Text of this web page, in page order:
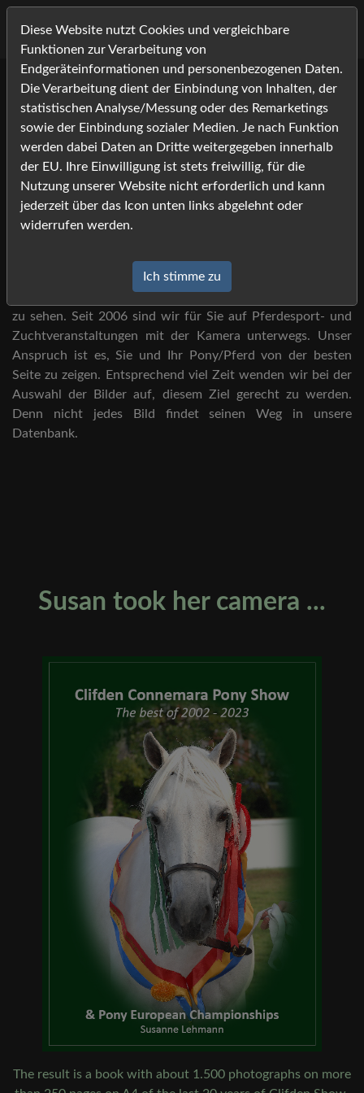
Willkommen bei Foto-
Job.com -
Ihrem Bildershop rund um die
Pferdefotografie!
Sie haben Foto-Job auf der Veranstaltung gesehen?
zu sehen. Seit 2006 sind wir für Sie auf Pferdesport- und
Zuchtveranstaltungen mit der Kamera unterwegs. Unser
Anspruch ist es, Sie und Ihr Pony/Pferd von der besten
Seite zu zeigen. Entsprechend viel Zeit wenden wir bei der
Auswahl der Bilder auf, diesem Ziel gerecht zu werden.
Denn nicht jedes Bild findet seinen Weg in unsere
Datenbank.
Susan took her camera ...
The result is a book with about 1.500 photographs on more
Diese Website nutzt Cookies und vergleichbare
Funktionen zur Verarbeitung von
Endgeräteinformationen und personenbezogenen Daten.
Die Verarbeitung dient der Einbindung von Inhalten, der
statistischen Analyse/Messung oder des Remarketings
sowie der Einbindung sozialer Medien. Je nach Funktion
werden dabei Daten an Dritte weitergegeben innerhalb
der EU. Ihre Einwilligung ist stets freiwillig, für die
Nutzung unserer Website nicht erforderlich und kann
jederzeit über das Icon unten links abgelehnt oder
widerrufen werden.
Ich stimme zu